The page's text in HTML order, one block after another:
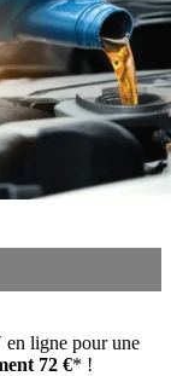
en ligne pour une
72 €* !